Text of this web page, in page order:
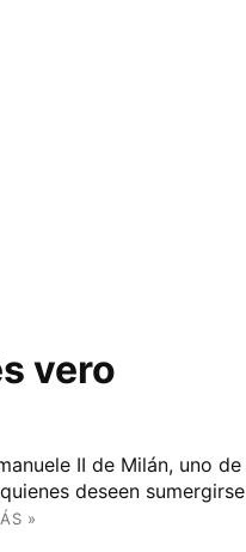
vero
II de Milán, uno de
deseen sumergirse
»